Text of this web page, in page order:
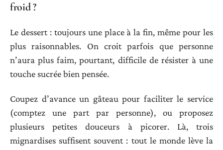
froid ?
Le dessert : toujours une place à la fin, même pour les
plus raisonnables. On croit parfois que personne
n’aura plus faim, pourtant, difficile de résister à une
touche sucrée bien pensée.
Coupez d’avance un gâteau pour faciliter le service
(comptez une part par personne), ou proposez
plusieurs petites douceurs à picorer. Là, trois
mignardises suffisent souvent : tout le monde lève la